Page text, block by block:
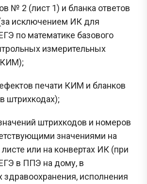
№ 2 (лист 1) и бланка ответов
исключением ИК для
по математике базового
измерительных
печати КИМ и бланков
штрихкодах);
штрихкодов и номеров
значениями на
или на конвертах ИК (при
в ППЭ на дому, в
исполнения